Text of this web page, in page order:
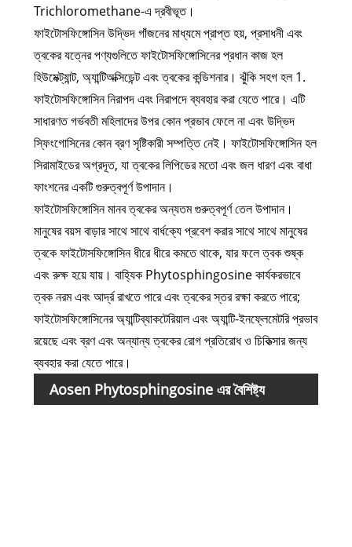
Trichloromethane-এ দ্রবীভূত।
ফাইটোসফিঙ্গোসিন উদ্ভিদ গাঁজনের মাধ্যমে প্রাপ্ত হয়, প্রসাধনী এবং
ত্বকের যত্নের পণ্যগুলিতে ফাইটোসফিঙ্গোসিনের প্রধান কাজ হল
হিউমেক্ট্যান্ট, অ্যান্টিঅক্সিডেন্ট এবং ত্বকের কন্ডিশনার। ঝুঁকি সহগ হল 1.
ফাইটোসফিঙ্গোসিন নিরাপদ এবং নিরাপদে ব্যবহার করা যেতে পারে। এটি
সাধারণত গর্ভবতী মহিলাদের উপর কোন প্রভাব ফেলে না এবং উদ্ভিদ
স্ফিংগোসিনের কোন ব্রণ সৃষ্টিকারী সম্পত্তি নেই। ফাইটোসফিঙ্গোসিন হল
সিরামাইডের অগ্রদূত, যা ত্বকের লিপিডের মতো এবং জল ধারণ এবং বাধা
ফাংশনের একটি গুরুত্বপূর্ণ উপাদান।
ফাইটোসফিঙ্গোসিন মানব ত্বকের অন্যতম গুরুত্বপূর্ণ তেল উপাদান।
মানুষের বয়স বাড়ার সাথে সাথে বার্ধক্যে প্রবেশ করার সাথে সাথে মানুষের
ত্বকে ফাইটোসফিঙ্গোসিন ধীরে ধীরে কমতে থাকে, যার ফলে ত্বক শুষ্ক
এবং রুক্ষ হয়ে যায়। বাহ্যিক Phytosphingosine কার্যকরভাবে
ত্বক নরম এবং আর্দ্র রাখতে পারে এবং ত্বকের স্তর রক্ষা করতে পারে;
ফাইটোসফিঙ্গোসিনের অ্যান্টিব্যাকটেরিয়াল এবং অ্যান্টি-ইনফ্লেমেটরি প্রভাব
রয়েছে এবং ব্রণ এবং অন্যান্য ত্বকের রোগ প্রতিরোধ ও চিকিত্সার জন্য
ব্যবহার করা যেতে পারে।
Aosen Phytosphingosine এর বৈশিষ্ট্য